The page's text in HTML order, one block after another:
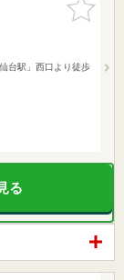
りに追加
台駅」西口より徒歩
る